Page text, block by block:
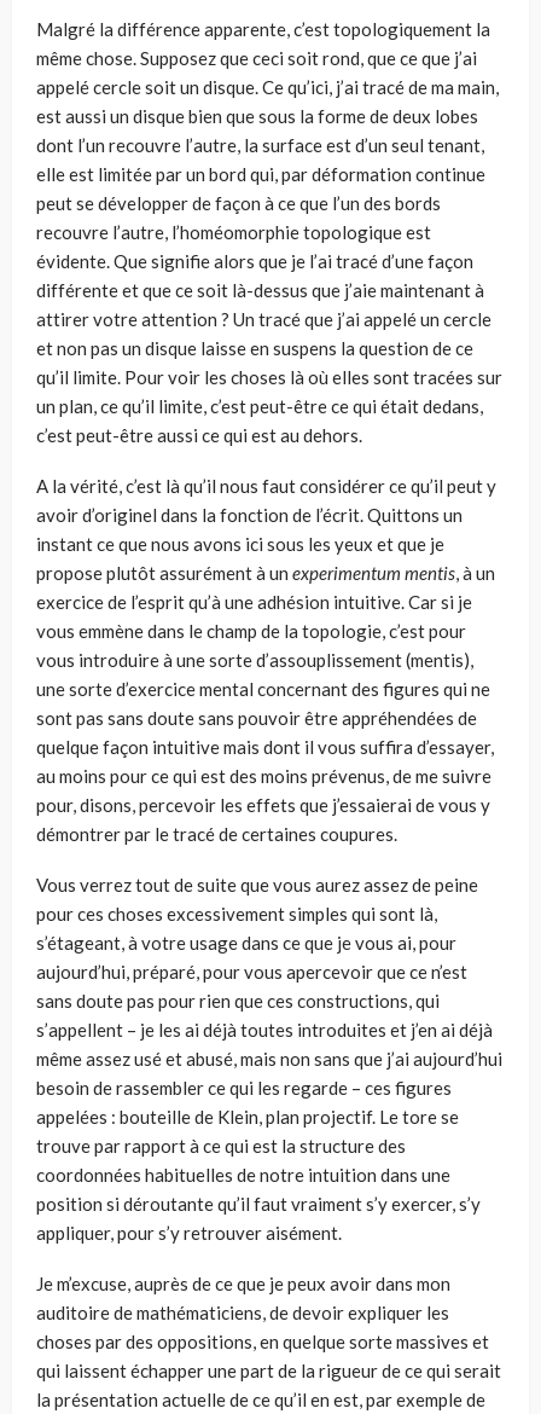
Malgré la différence apparente, c’est topologiquement la
même chose. Supposez que ceci soit rond, que ce que j’ai
appelé cercle soit un disque. Ce qu’ici, j’ai tracé de ma main,
est aussi un disque bien que sous la forme de deux lobes
dont l’un recouvre l’autre, la surface est d’un seul tenant,
elle est limitée par un bord qui, par déformation continue
peut se développer de façon à ce que l’un des bords
recouvre l’autre, l’homéomorphie topologique est
évidente. Que signifie alors que je l’ai tracé d’une façon
différente et que ce soit là-dessus que j’aie maintenant à
attirer votre attention ? Un tracé que j’ai appelé un cercle
et non pas un disque laisse en suspens la question de ce
qu’il limite. Pour voir les choses là où elles sont tracées sur
un plan, ce qu’il limite, c’est peut-être ce qui était dedans,
c’est peut-être aussi ce qui est au dehors.
A la vérité, c’est là qu’il nous faut considérer ce qu’il peut y
avoir d’originel dans la fonction de l’écrit. Quittons un
instant ce que nous avons ici sous les yeux et que je
propose plutôt assurément à un experimentum mentis, à un
exer­cice de l’esprit qu’à une adhésion intuitive. Car si je
vous emmène dans le champ de la topologie, c’est pour
vous introduire à une sorte d’assouplissement (mentis),
une sorte d’exercice mental concernant des figures qui ne
sont pas sans doute sans pouvoir être appréhendées de
quelque façon intuitive mais dont il vous suffira d’essayer,
au moins pour ce qui est des moins prévenus, de me suivre
pour, disons, percevoir les effets que j’essaierai de vous y
démontrer par le tracé de certaines coupures.
Vous verrez tout de suite que vous aurez assez de peine
pour ces choses excessivement simples qui sont là,
s’étageant, à votre usage dans ce que je vous ai, pour
aujourd’hui, préparé, pour vous apercevoir que ce n’est
sans doute pas pour rien que ces constructions, qui
s’appellent – je les ai déjà toutes intro­duites et j’en ai déjà
même assez usé et abusé, mais non sans que j’ai aujourd’hui
besoin de rassembler ce qui les regarde – ces figures
appelées : bouteille de Klein, plan projectif. Le tore se
trouve par rapport à ce qui est la structure des
coordonnées habituelles de notre intuition dans une
position si déroutante qu’il faut vraiment s’y exercer, s’y
appliquer, pour s’y retrouver aisément.
Je m’excuse, auprès de ce que je peux avoir dans mon
auditoire de mathéma­ticiens, de devoir expliquer les
choses par des oppositions, en quelque sorte massives et
qui laissent échapper une part de la rigueur de ce qui serait
la pré­sentation actuelle de ce qu’il en est, par exemple de